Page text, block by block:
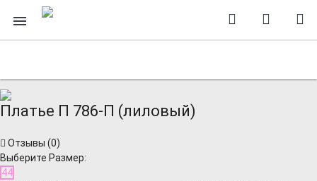
Платье П 786-П (лиловый)
Отзывы (0)
Выберите Размер:
44